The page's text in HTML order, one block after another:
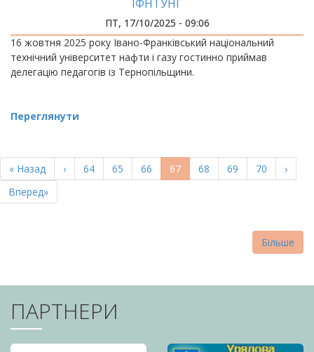
ІФНТУНГ
ПТ, 17/10/2025 - 09:06
16 жовтня 2025 року Івано-Франківський національний
технічний університет нафти і газу гостинно приймав
делегацію педагогів із Тернопільщини.
Переглянути
НА
СТОРІНКИ
Перша
сторінка
« Назад
Попередня
сторінка
‹ Page
64 Page
65 Page
66
Поточна
сторінка
67 Page
68 Page
69 Page
70
›
Остання
сторінка
Вперед»
Більше
ПАРТНЕРИ